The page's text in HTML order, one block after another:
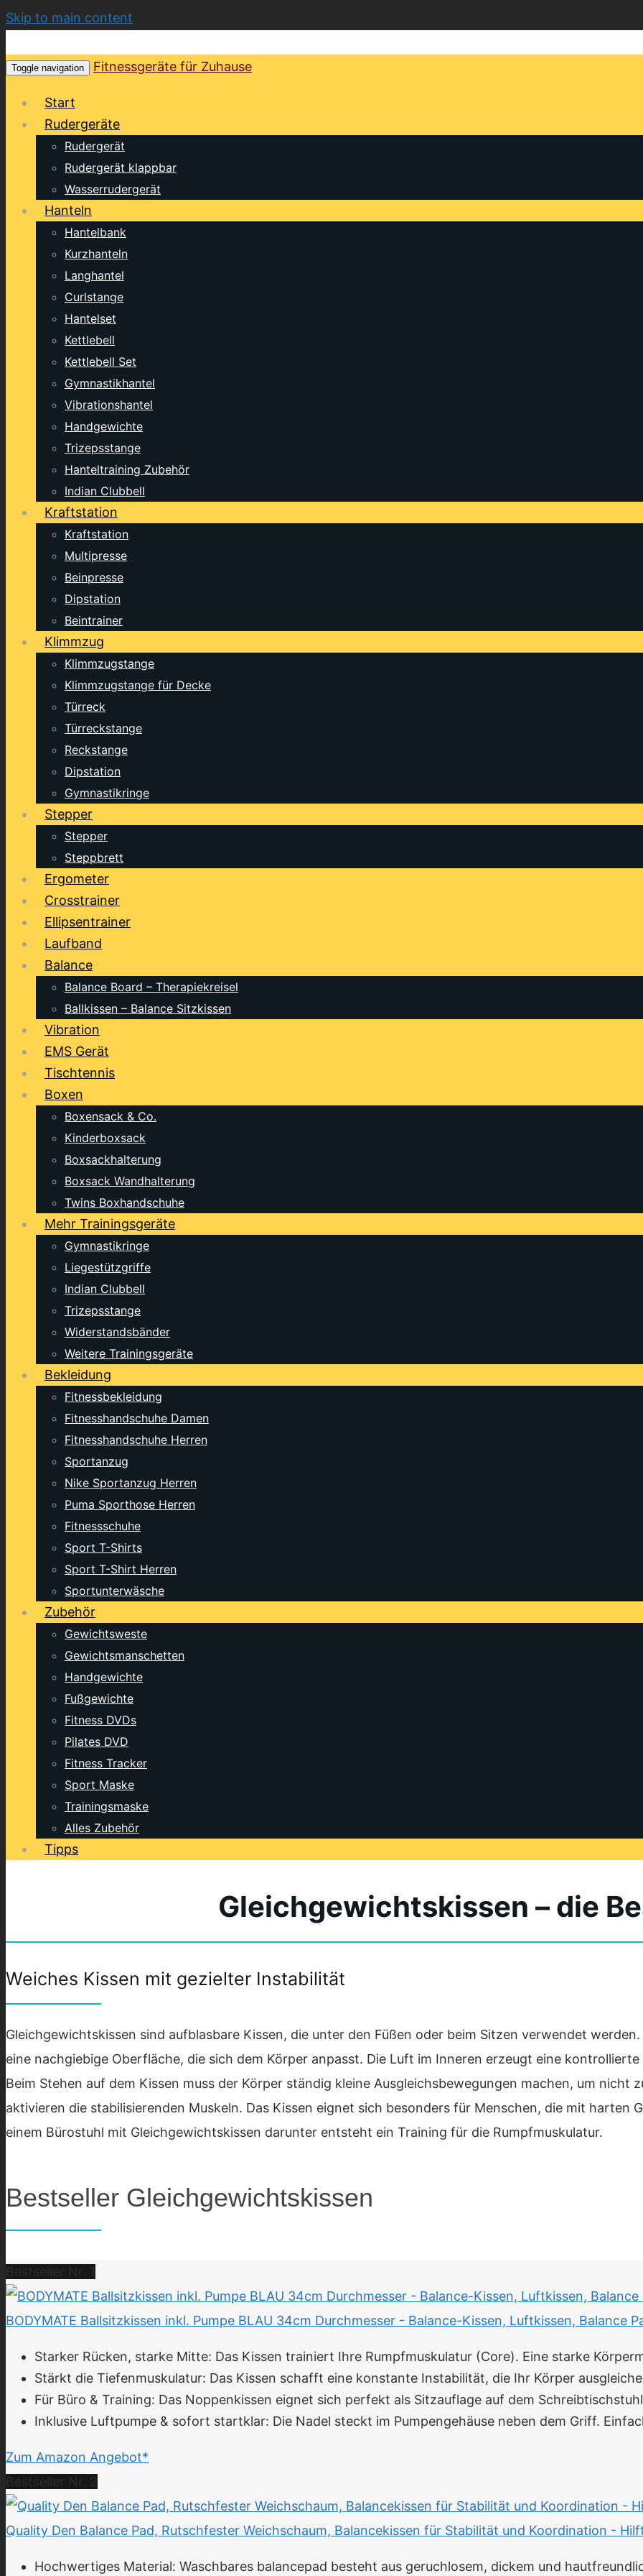
Skip to main content
Toggle navigation Fitnessgeräte für Zuhause
Start
Rudergeräte
Rudergerät
Rudergerät klappbar
Wasserrudergerät
Hanteln
Hantelbank
Kurzhanteln
Langhantel
Curlstange
Hantelset
Kettlebell
Kettlebell Set
Gymnastikhantel
Vibrationshantel
Handgewichte
Trizepsstange
Hanteltraining Zubehör
Indian Clubbell
Kraftstation
Kraftstation
Multipresse
Beinpresse
Dipstation
Beintrainer
Klimmzug
Klimmzugstange
Klimmzugstange für Decke
Türreck
Türreckstange
Reckstange
Dipstation
Gymnastikringe
Stepper
Stepper
Steppbrett
Ergometer
Crosstrainer
Ellipsentrainer
Laufband
Balance
Balance Board – Therapiekreisel
Ballkissen – Balance Sitzkissen
Vibration
EMS Gerät
Tischtennis
Boxen
Boxensack & Co.
Kinderboxsack
Boxsackhalterung
Boxsack Wandhalterung
Twins Boxhandschuhe
Mehr Trainingsgeräte
Gymnastikringe
Liegestützgriffe
Indian Clubbell
Trizepsstange
Widerstandsbänder
Weitere Trainingsgeräte
Bekleidung
Fitnessbekleidung
Fitnesshandschuhe Damen
Fitnesshandschuhe Herren
Sportanzug
Nike Sportanzug Herren
Puma Sporthose Herren
Fitnessschuhe
Sport T-Shirts
Sport T-Shirt Herren
Sportunterwäsche
Zubehör
Gewichtsweste
Gewichtsmanschetten
Handgewichte
Fußgewichte
Fitness DVDs
Pilates DVD
Fitness Tracker
Sport Maske
Trainingsmaske
Alles Zubehör
Tipps
Gleichgewichtskissen – die
Weiches Kissen mit gezielter Instabilität
Gleichgewichtskissen sind aufblasbare Kissen, die unter den Füßen oder beim Sitzen verwendet
eine nachgiebige Oberfläche, die sich dem Körper anpasst. Die Luft im Inneren erzeugt eine
Beim Stehen auf dem Kissen muss der Körper ständig kleine Ausgleichsbewegungen machen, um nicht
aktivieren die stabilisierenden Muskeln. Das Kissen eignet sich besonders für Menschen, die mit harten
einem Bürostuhl mit Gleichgewichtskissen darunter entsteht ein Training für die Rumpfmuskulatur.
Bestseller Gleichgewichtskissen
BODYMATE Ballsitzkissen inkl. Pumpe BLAU 34cm Durchmesser - Balance-Kissen, Luftkissen, Balance
Starker Rücken, starke Mitte: Das Kissen trainiert Ihre Rumpfmuskulatur (Core). Eine starke
Stärkt die Tiefenmuskulatur: Das Kissen schafft eine konstante Instabilität, die Ihr Körper
Für Büro & Training: Das Noppenkissen eignet sich perfekt als Sitzauflage auf dem
Inklusive Luftpumpe & sofort startklar: Die Nadel steckt im Pumpengehäuse neben dem Griff.
Zum Amazon Angebot*
Quality Den Balance Pad, Rutschfester Weichschaum, Balancekissen für Stabilität und Koordination -
Hochwertiges Material: Waschbares balancepad besteht aus geruchlosem, dickem und